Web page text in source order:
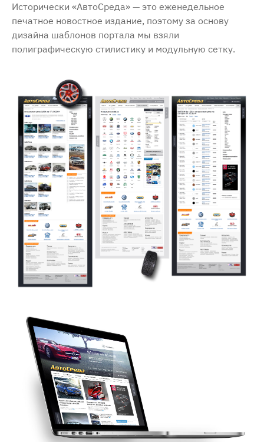
Исторически «АвтоСреда» — это еженедельное
печатное новостное издание, поэтому за основу
дизайна шаблонов портала мы взяли
полиграфическую стилистику и модульную сетку.